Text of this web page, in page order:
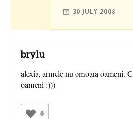
30 JULY 2008
brylu
alexia, armele nu omoara oameni.
oameni :)))
0